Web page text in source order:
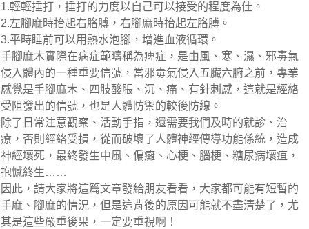
1.輕輕捶打，捶打的力度以自己可以接受的程度為佳。
2.左腳麻時抬起右胳膊，右腳麻時抬起左胳膊。
3.平時睡前可以用熱水泡腳，增進血液循環。
手腳麻木實際在病症範疇稱為痺症，是由風、寒、濕、邪毒氣
侵入體內的一種重要信號，當邪毒氣侵入五臟六腑之前，專業
感覺是手腳麻木、四肢酸脹、沉、痛、有針刺感，這就是經絡
受阻發出的信號，也是人體防禦的較後防線。
除了日常注意觀察、活動手指，還需要我們及時的就診、治
療，否則經絡受損，從而破壞了人體神經傳導功能係統，造成
神經壞死，最終發生中風、偏癱、心梗、腦梗、糖尿病壞疽，
抱憾終生……
因此，請大家將這篇文章發給朋友看看，大家都可能有短暫的
手麻、腳麻的情況，但是這背後的原因可能就不盡清楚了，尤
其是這些嚴重後果，一定要重視啊！